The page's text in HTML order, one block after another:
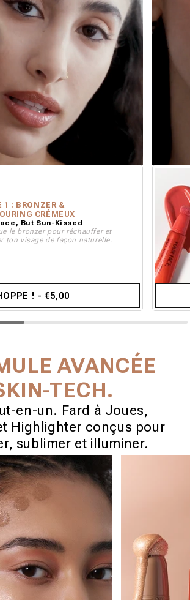
1 : BRONZER &
CRÉMEUX
But Sun-Kissed
le bronzer pour réchauffer et
ton visage de façon naturelle.
! - €5,00
AVANCÉE
TECH.
en-un. Fard à Joues,
Highlighter conçus pour
sublimer et illuminer.